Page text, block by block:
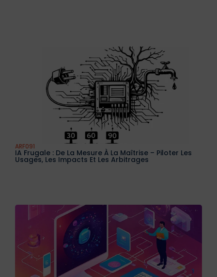
ARF091
IA Frugale : De La Mesure À La Maîtrise – Piloter Les
Usages, Les Impacts Et Les Arbitrages